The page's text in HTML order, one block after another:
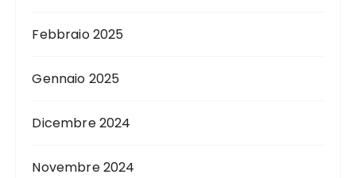
Febbraio 2025
Gennaio 2025
Dicembre 2024
Novembre 2024